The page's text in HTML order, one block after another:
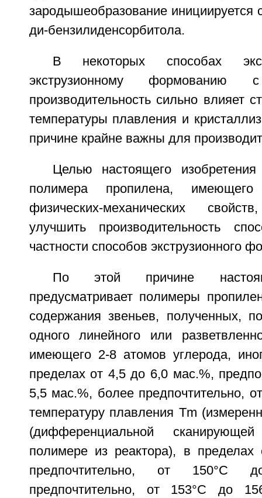
зародышеобразование
ди-бензилиденсорбитола.
В некоторых способах
экструзионному
производительность сильно влияет
температуры плавления и
причине крайне важны для
Целью настоящего
полимера пропилена,
физических-механических
улучшить производительность
частности способов экструзионного
По этой причине
предусматривает полимеры
содержания звеньев, полученных,
одного линейного или
имеющего 2-8 атомов углерода,
пределах от 4,5 до 6,0 мас.%,
5,5 мас.%, более предпочтительно,
температуру плавления Tm
(дифференциальной
полимере из реактора), в
предпочтительно, от 150°С
предпочтительно, от 153°C до